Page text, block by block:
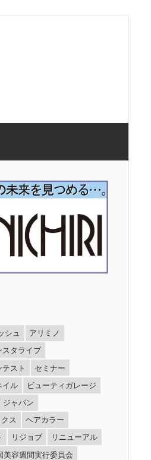
シュ
アリミノ
スタライブ
テスト
セミナー
イル
ビューティガレージ
ジャパン
ス
ヘアカラー
リジョブ
リニューアル
美容週間実行委員会